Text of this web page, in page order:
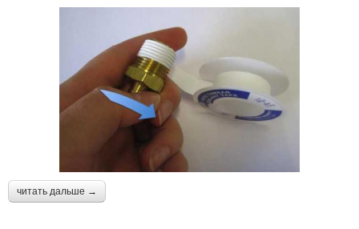
читать дальше →